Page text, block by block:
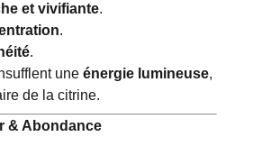
et vivifiante.
.
.
une énergie lumineuse,
de la citrine.
& Abondance